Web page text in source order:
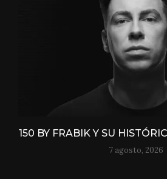
150 BY FRABIK Y SU
7 agosto, 2026